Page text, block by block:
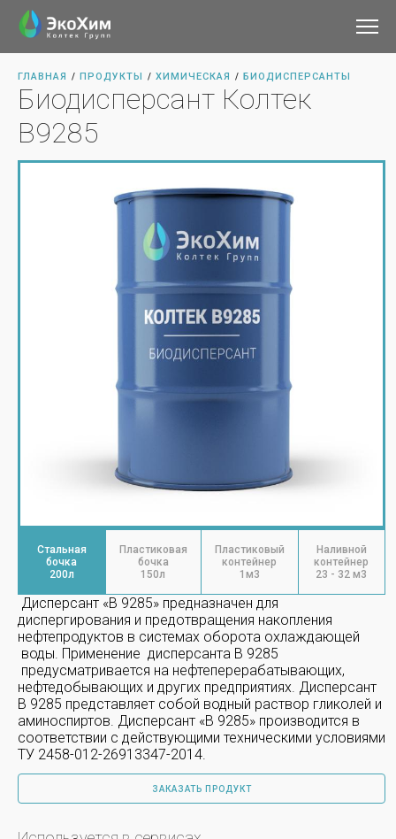
ГЛАВНАЯ / ПРОДУКТЫ / ХИМИЧЕСКАЯ / БИОДИСПЕРСАНТЫ
Биодисперсант Колтек
В9285
Стальная
бочка
200л
Пластиковая
бочка
150л
Пластиковый
контейнер
1м3
Наливной
контейнер
23 - 32 м3
Дисперсант «В 9285» предназначен для
диспергирования и предотвращения накопления
нефтепродуктов в системах оборота охлаждающей
воды. Применение дисперсанта В 9285
предусматривается на нефтеперерабатывающих,
нефтедобывающих и других предприятиях. Дисперсант
В 9285 представляет собой водный раствор гликолей и
аминоспиртов. Дисперсант «В 9285» производится в
соответствии с действующими техническими условиями
ТУ 2458-012-26913347-2014.
ЗАКАЗАТЬ ПРОДУКТ